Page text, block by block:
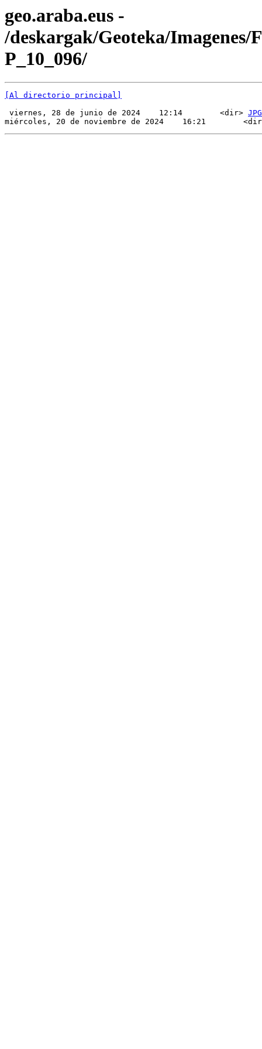
geo.araba.eus -
/deskargak/Geoteka/Imagenes/
P_10_096/
[Al directorio principal]
viernes, 28 de junio de 2024    12:14        <dir> JPG
miércoles, 20 de noviembre de 2024    16:21